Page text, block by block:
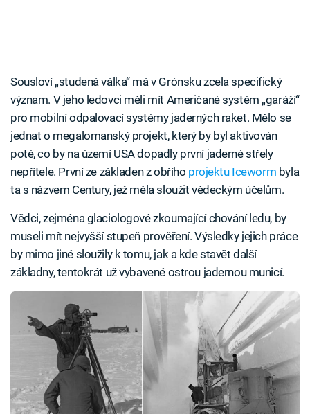
Sousloví „studená válka“ má v Grónsku zcela specifický
význam. V jeho ledovci měli mít Američané systém „garáží“
pro mobilní odpalovací systémy jaderných raket. Mělo se
jednat o megalomanský projekt, který by byl aktivován
poté, co by na území USA dopadly první jaderné střely
nepřítele. První ze základen z obřího projektu Iceworm byla
ta s názvem Century, jež měla sloužit vědeckým účelům.
Vědci, zejména glaciologové zkoumající chování ledu, by
museli mít nejvyšší stupeň prověření. Výsledky jejich práce
by mimo jiné sloužily k tomu, jak a kde stavět další
základny, tentokrát už vybavené ostrou jadernou municí.